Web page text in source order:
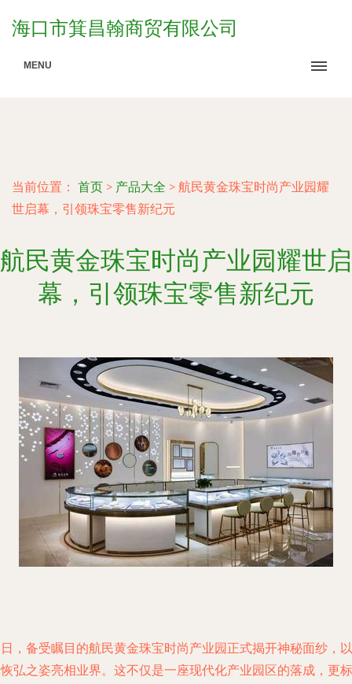
海口市箕昌翰商贸有限公司
MENU
当前位置： 首页 > 产品大全 > 航民黄金珠宝时尚产业园耀
世启幕，引领珠宝零售新纪元
航民黄金珠宝时尚产业园耀世启
幕，引领珠宝零售新纪元
，备受瞩目的航民黄金珠宝时尚产业园正式揭开神秘面纱，以
弘之姿亮相业界。这不仅是一座现代化产业园区的落成，更标